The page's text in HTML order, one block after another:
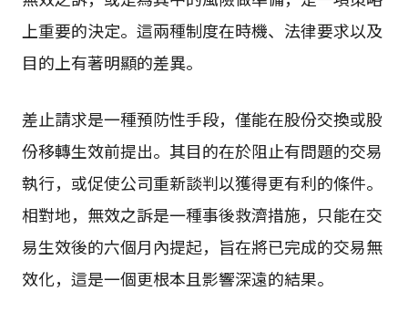
上重要的決定。這兩種制度在時機、法律要求以及
目的上有著明顯的差異。
差止請求是一種預防性手段，僅能在股份交換或股
份移轉生效前提出。其目的在於阻止有問題的交易
執行，或促使公司重新談判以獲得更有利的條件。
相對地，無效之訴是一種事後救濟措施，只能在交
易生效後的六個月內提起，旨在將已完成的交易無
效化，這是一個更根本且影響深遠的結果。